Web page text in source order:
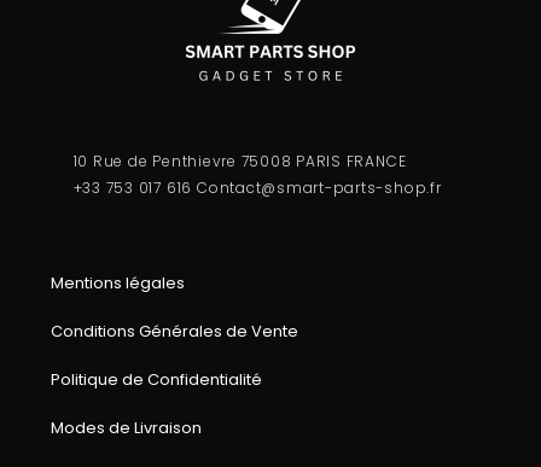
10 Rue de Penthievre 75008 PARIS FRANCE
+33 753 017 616 Contact@smart-parts-shop.fr
Mentions légales
Conditions Générales de Vente
Politique de Confidentialité
Modes de Livraison